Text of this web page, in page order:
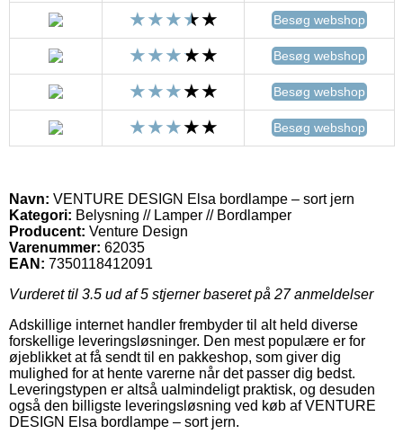
Besøg webshop
Besøg webshop
Besøg webshop
Besøg webshop
Navn: VENTURE DESIGN Elsa bordlampe – sort jern
Kategori: Belysning // Lamper // Bordlamper
Producent: Venture Design
Varenummer: 62035
EAN: 7350118412091
Vurderet til 3.5 ud af 5 stjerner baseret på 27anmeldelser
Adskillige internet handler frembyder til alt held diverse
forskellige leveringsløsninger. Den mest populære er for
øjeblikket at få sendt til en pakkeshop, som giver dig
mulighed for at hente varerne når det passer dig bedst.
Leveringstypen er altså ualmindeligt praktisk, og desuden
også den billigste leveringsløsning ved køb af VENTURE
DESIGN Elsa bordlampe – sort jern.